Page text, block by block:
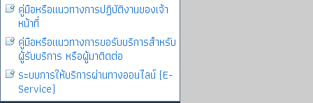
คู่มือหรือแนวทางการปฏิบัติงานของเจ้า
หน้าที่
คู่มือหรือแนวทางการขอรับบริการสำหรับ
ผู้รับบริการ หรือผู้มาติดต่อ
ระบบการให้บริการผ่านทางออนไลน์ (E-
Service)